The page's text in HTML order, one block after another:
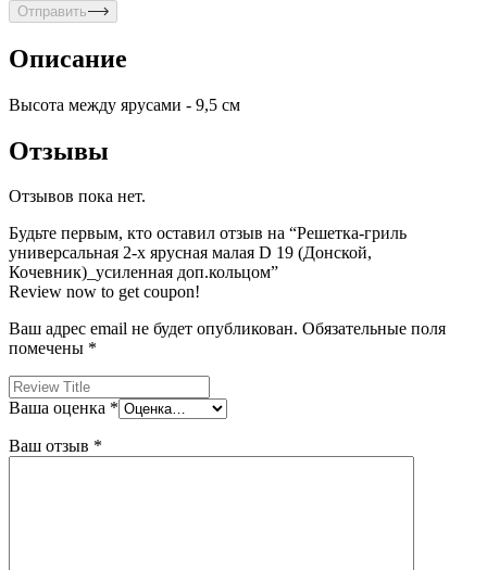
Отправить
Описание
Высота между ярусами - 9,5 см
Отзывы
Отзывов пока нет.
Будьте первым, кто оставил отзыв на “Решетка-гриль
универсальная 2-х ярусная малая D 19 (Донской,
Кочевник)_усиленная доп.кольцом”
Review now to get coupon!
Ваш адрес email не будет опубликован. Обязательные поля
помечены *
Ваша оценка *
Ваш отзыв *